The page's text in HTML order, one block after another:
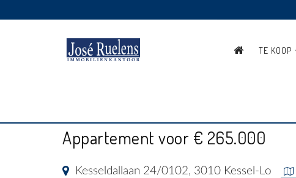
TE KOOP
Appartement voor € 265.000
Kesseldallaan 24/0102, 3010 Kessel-Lo